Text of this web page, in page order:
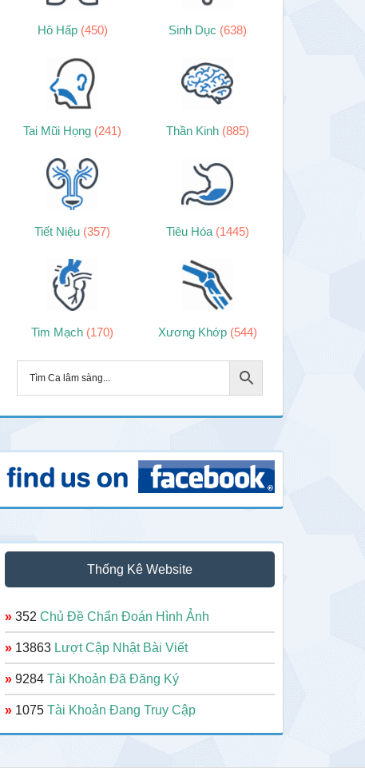
Hô Hấp (450) Sinh Dục (638)
Tai Mũi Họng (241) Thần Kinh (885)
Tiết Niệu (357) Tiêu Hóa (1445)
Tim Mạch (170) Xương Khớp (544)
Thống Kê Website
» 352 Chủ Đề Chẩn Đoán Hình Ảnh
» 13863 Lượt Cập Nhật Bài Viết
» 9284 Tài Khoản Đã Đăng Ký
» 1075 Tài Khoản Đang Truy Cập